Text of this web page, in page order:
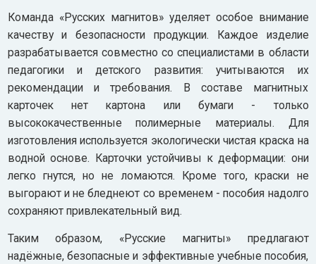
Команда «Русских магнитов» уделяет особое внимание
качеству и безопасности продукции. Каждое изделие
разрабатывается совместно со специалистами в области
педагогики и детского развития: учитываются их
рекомендации и требования. В составе магнитных
карточек нет картона или бумаги - только
высококачественные полимерные материалы. Для
изготовления используется экологически чистая краска на
водной основе. Карточки устойчивы к деформации: они
легко гнутся, но не ломаются. Кроме того, краски не
выгорают и не бледнеют со временем - пособия надолго
сохраняют привлекательный вид.
Таким образом, «Русские магниты» предлагают
надёжные, безопасные и эффективные учебные пособия,